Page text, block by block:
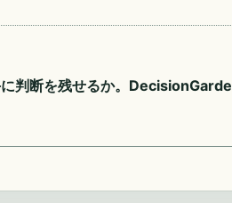
判断を残せるか。